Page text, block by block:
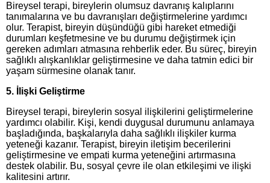
Bireysel terapi, bireylerin olumsuz davranış kalıplarını
tanımalarına ve bu davranışları değiştirmelerine yardımcı
olur. Terapist, bireyin düşündüğü gibi hareket etmediği
durumları keşfetmesine ve bu durumu değiştirmek için
gereken adımları atmasına rehberlik eder. Bu süreç, bireyin
sağlıklı alışkanlıklar geliştirmesine ve daha tatmin edici bir
yaşam sürmesine olanak tanır.
5. İlişki Geliştirme
Bireysel terapi, bireylerin sosyal ilişkilerini geliştirmelerine
yardımcı olabilir. Kişi, kendi duygusal durumunu anlamaya
başladığında, başkalarıyla daha sağlıklı ilişkiler kurma
yeteneği kazanır. Terapist, bireyin iletişim becerilerini
geliştirmesine ve empati kurma yeteneğini artırmasına
destek olabilir. Bu, sosyal çevre ile olan etkileşimi ve ilişki
kalitesini artırır.